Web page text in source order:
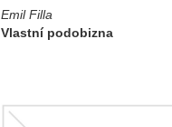
Emil Filla
Vlastní podobizna